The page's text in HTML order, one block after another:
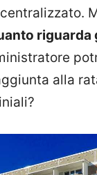
riguarda
alla